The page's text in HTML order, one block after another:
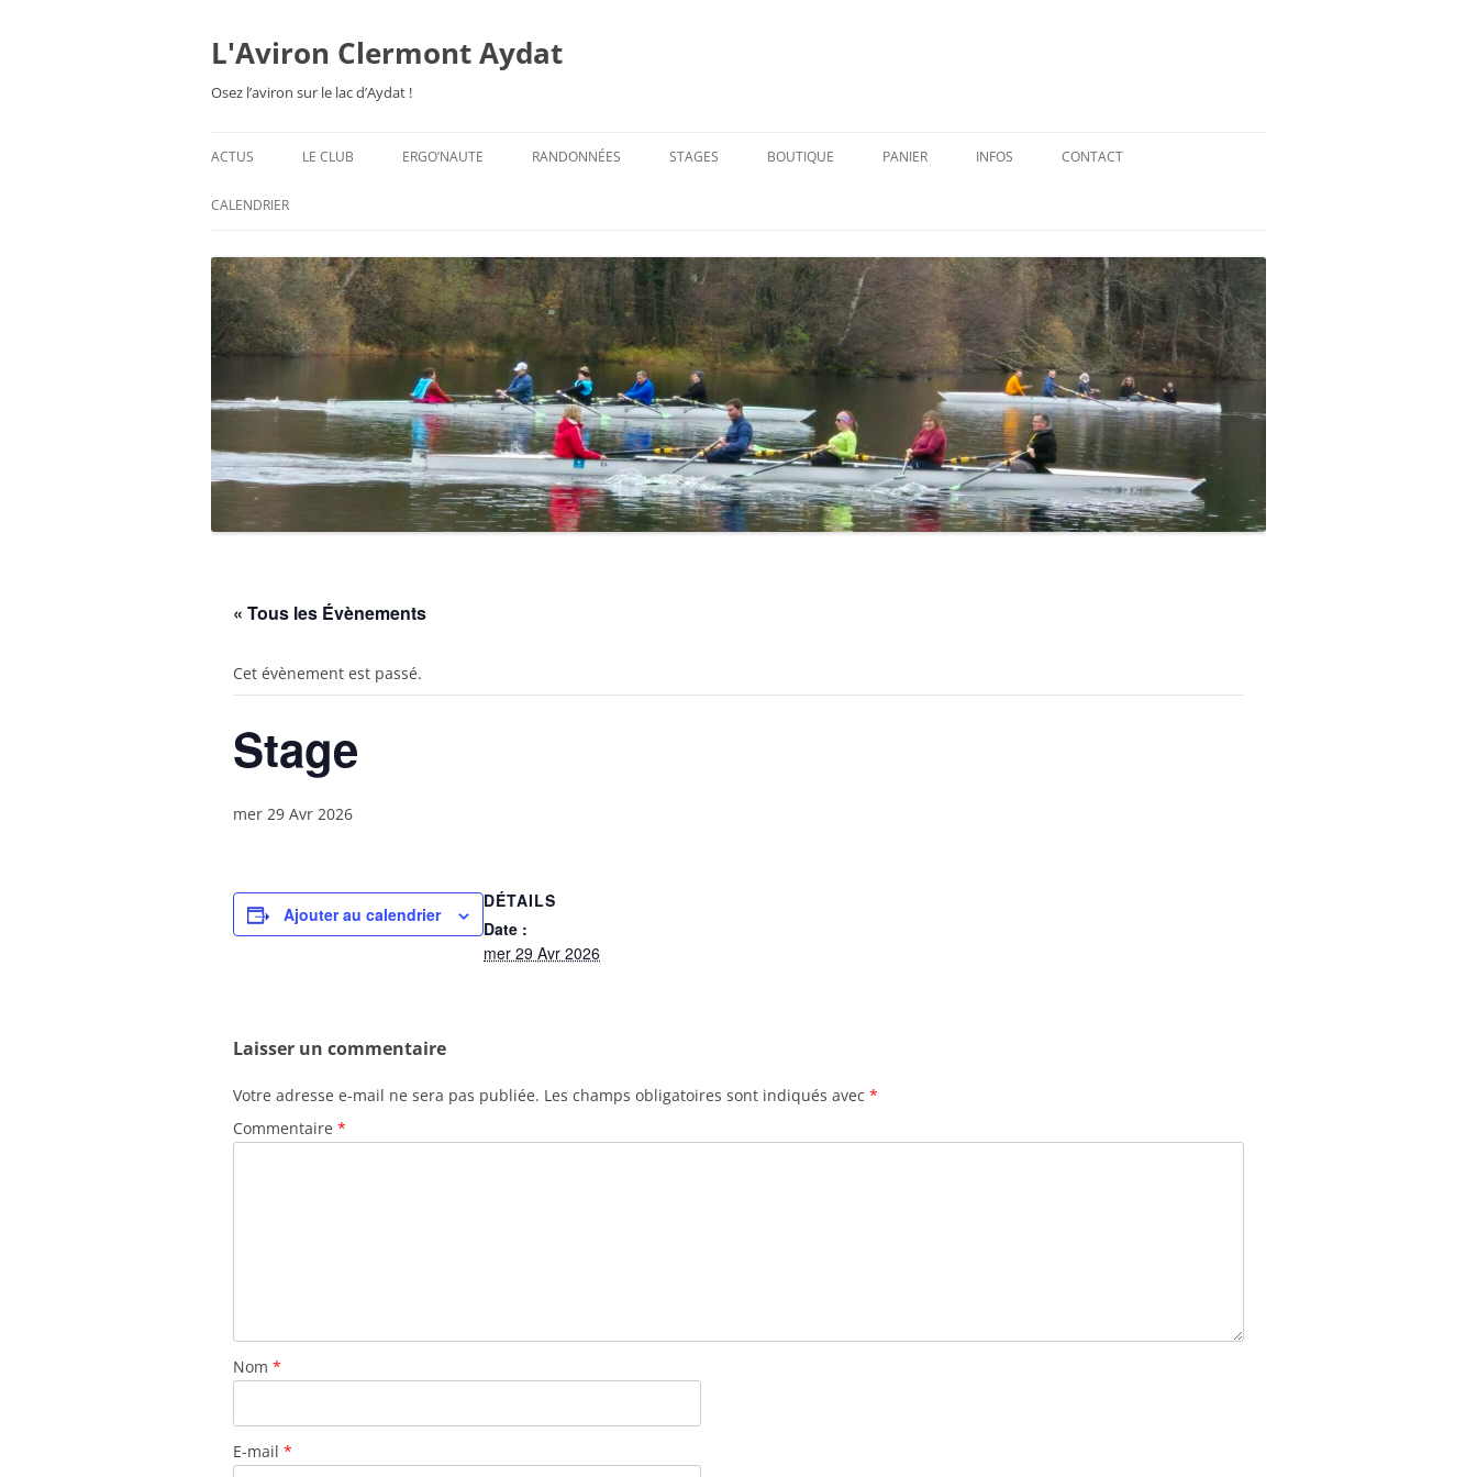
L'Aviron Clermont Aydat
Osez l’aviron sur le lac d’Aydat !
ACTUS LE CLUB
ESPACE ADHÉSION
TARIFS 2026-27
ERGO’NAUTE RANDONNÉES STAGES BOUTIQUE PANIER INFOS
RÉGLEMENT INTÉRIEUR
RÉGLEMENT DE LA FFA
MENTIONS LÉGALES
PARTENAIRES
CONTACT
CALENDRIER
« Tous les Évènements
Cet évènement est passé.
Stage
mer 29 Avr 2026
Ajouter au calendrier
DÉTAILS
Date :
mer 29 Avr 2026
Laisser un commentaire
Votre adresse e-mail ne sera pas publiée. Les champs obligatoires sont indiqués avec *
Commentaire *
Nom *
E-mail *